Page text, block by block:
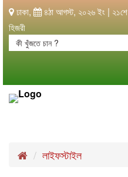
ঢাকা,
৪ঠা আগস্ট, ২০২৬ ইং |
হিজরী
লাইফস্টাইল